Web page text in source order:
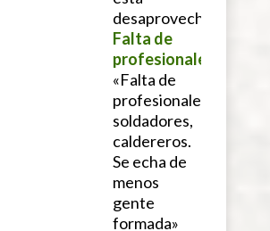
desaprovechado»
Falta de
profesionales.
«Falta de
profesionales,
soldadores,
caldereros.
Se echa de
menos
gente
formada»